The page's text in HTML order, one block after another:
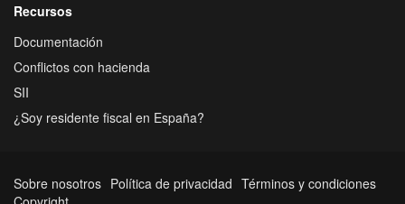
Recursos
Documentación
Conflictos con hacienda
SII
¿Soy residente fiscal en España?
Sobre nosotros Política de privacidad Términos y condiciones